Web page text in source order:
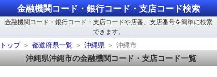
金融機関コード・銀行コード・支店コード検索
金融機関コード・銀行コード・支店コードや店番、支店番号を簡単に検索
できます。
トップ
都道府県一覧 沖縄県 沖縄市
沖縄県沖縄市の金融機関コード・支店コード一覧